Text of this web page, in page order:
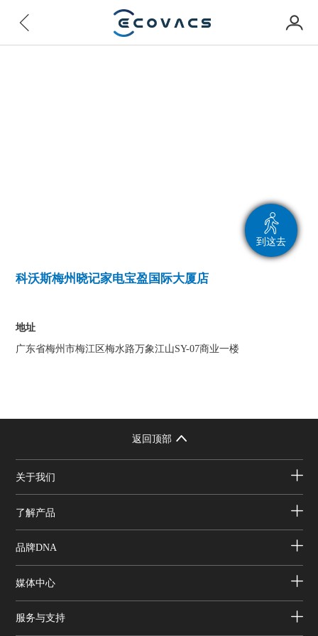
到这去
科沃斯梅州晓记家电宝盈国际大厦店
地址
广东省梅州市梅江区梅水路万象江山SY-07商业一楼
返回顶部
关于我们
了解产品
品牌DNA
媒体中心
服务与支持